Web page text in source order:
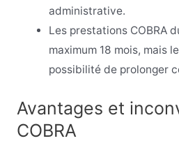
administrative.
Les prestations COBRA
maximum 18 mois, mais
possibilité de prolonger
Avantages et
COBRA